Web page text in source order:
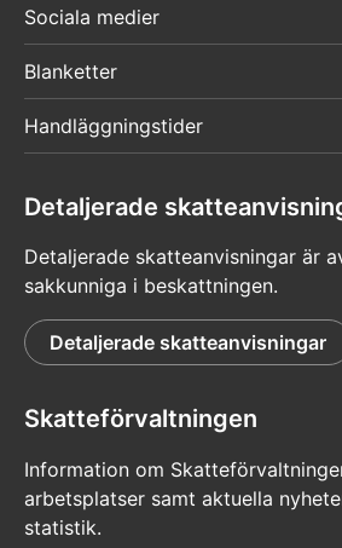
Sociala medier
Blanketter
Handläggningstider
Detaljerade
Detaljerade skatteanvisningar är
sakkunniga i beskattningen.
Detaljerade skatteanvisningar
Skatteförvaltningen
Information om
arbetsplatser samt aktuella
statistik.